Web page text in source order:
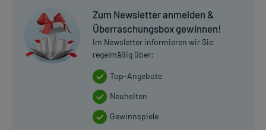
Zum Newsletter anmelden &
Überraschungsbox gewinnen!
Im Newsletter informieren wir Sie
regelmäßig über:
Top-Angebote
Neuheiten
Gewinnspiele